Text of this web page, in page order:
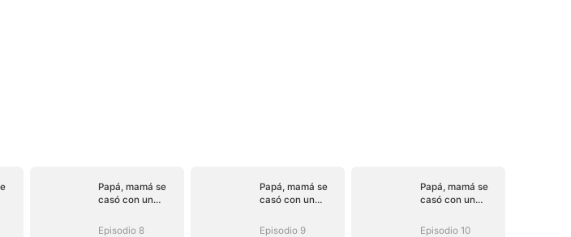
Papá, mamá se
casó con un
(Doblado)
Episodio 8
Papá, mamá se
casó con un
(Doblado)
Episodio 9
Papá, mamá se
casó con un
(Doblado)
Episodio 10